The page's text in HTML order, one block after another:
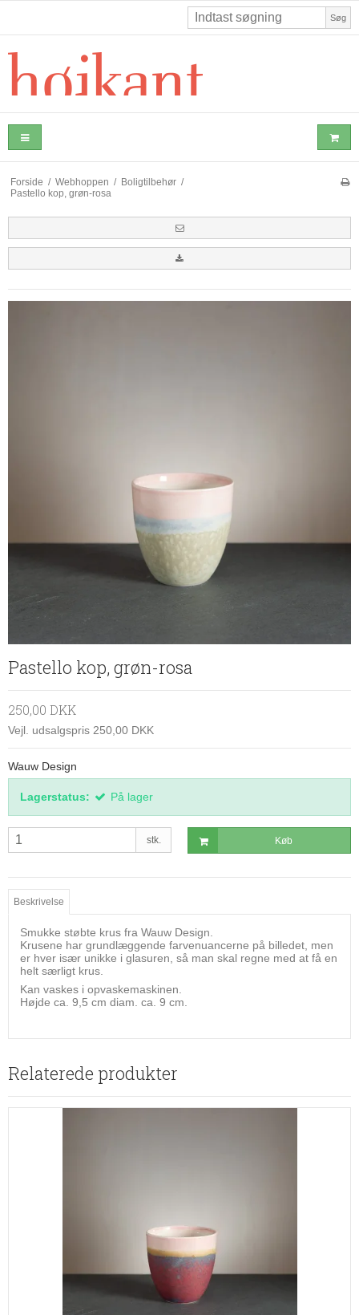
Søg
Forside / Webhoppen / Boligtilbehør /
Pastello kop, grøn-rosa
Pastello kop, grøn-rosa
250,00 DKK
Vejl. udsalgspris 250,00 DKK
Wauw Design
Lagerstatus: På lager
stk. Køb
Beskrivelse
Smukke støbte krus fra Wauw Design.
Krusene har grundlæggende farvenuancerne på billedet, men
er hver især unikke i glasuren, så man skal regne med at få en
helt særligt krus.
Kan vaskes i opvaskemaskinen.
Højde ca. 9,5 cm diam. ca. 9 cm.
Relaterede produkter